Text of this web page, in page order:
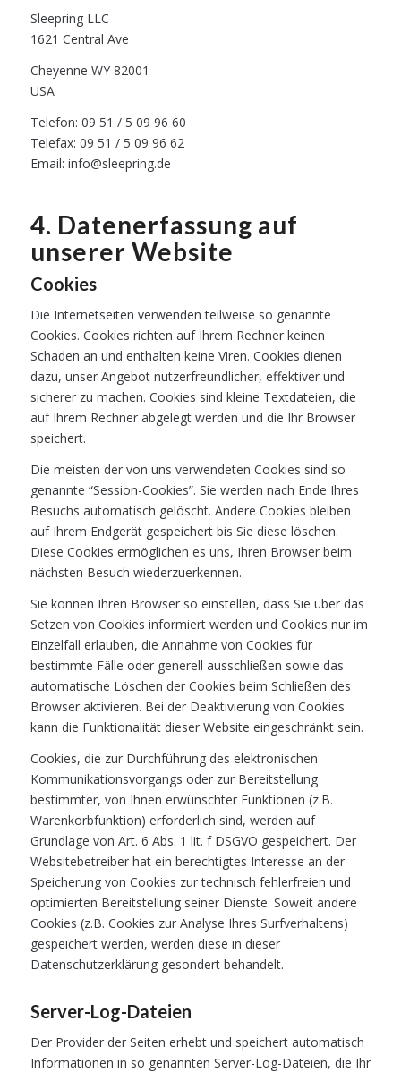
Sleepring LLC
1621 Central Ave
Cheyenne WY 82001
USA
Telefon: 09 51 / 5 09 96 60
Telefax: 09 51 / 5 09 96 62
Email: info@sleepring.de
4. Datenerfassung auf
unserer Website
Cookies
Die Internetseiten verwenden teilweise so genannte
Cookies. Cookies richten auf Ihrem Rechner keinen
Schaden an und enthalten keine Viren. Cookies dienen
dazu, unser Angebot nutzerfreundlicher, effektiver und
sicherer zu machen. Cookies sind kleine Textdateien, die
auf Ihrem Rechner abgelegt werden und die Ihr Browser
speichert.
Die meisten der von uns verwendeten Cookies sind so
genannte “Session-Cookies”. Sie werden nach Ende Ihres
Besuchs automatisch gelöscht. Andere Cookies bleiben
auf Ihrem Endgerät gespeichert bis Sie diese löschen.
Diese Cookies ermöglichen es uns, Ihren Browser beim
nächsten Besuch wiederzuerkennen.
Sie können Ihren Browser so einstellen, dass Sie über das
Setzen von Cookies informiert werden und Cookies nur im
Einzelfall erlauben, die Annahme von Cookies für
bestimmte Fälle oder generell ausschließen sowie das
automatische Löschen der Cookies beim Schließen des
Browser aktivieren. Bei der Deaktivierung von Cookies
kann die Funktionalität dieser Website eingeschränkt sein.
Cookies, die zur Durchführung des elektronischen
Kommunikationsvorgangs oder zur Bereitstellung
bestimmter, von Ihnen erwünschter Funktionen (z.B.
Warenkorbfunktion) erforderlich sind, werden auf
Grundlage von Art. 6 Abs. 1 lit. f DSGVO gespeichert. Der
Websitebetreiber hat ein berechtigtes Interesse an der
Speicherung von Cookies zur technisch fehlerfreien und
optimierten Bereitstellung seiner Dienste. Soweit andere
Cookies (z.B. Cookies zur Analyse Ihres Surfverhaltens)
gespeichert werden, werden diese in dieser
Datenschutzerklärung gesondert behandelt.
Server-Log-Dateien
Der Provider der Seiten erhebt und speichert automatisch
Informationen in so genannten Server-Log-Dateien, die Ihr